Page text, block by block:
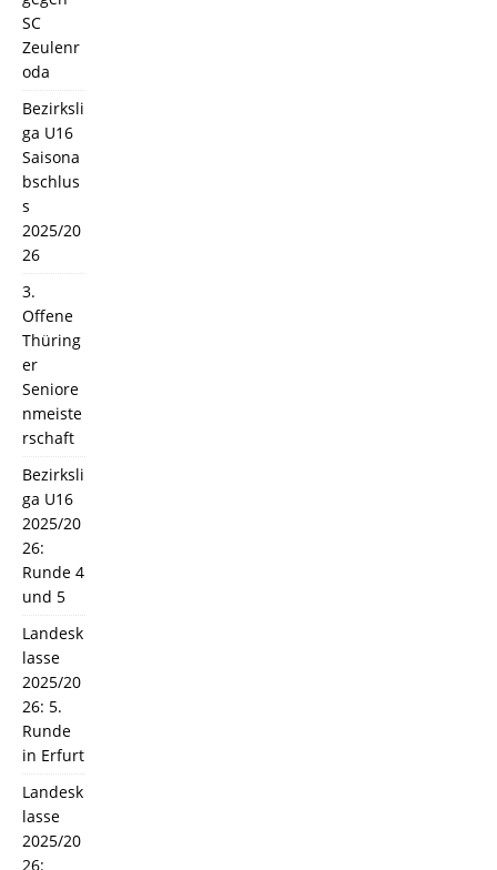
SC
Zeulenr
oda
Bezirksli
ga U16
Saisona
bschlus
s
2025/20
26
3.
Offene
Thüring
er
Seniore
nmeiste
rschaft
Bezirksli
ga U16
2025/20
26:
Runde 4
und 5
Landesk
lasse
2025/20
26: 5.
Runde
in Erfurt
Landesk
lasse
2025/20
26: